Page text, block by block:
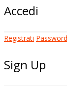
Accedi
Registrati
Sign Up